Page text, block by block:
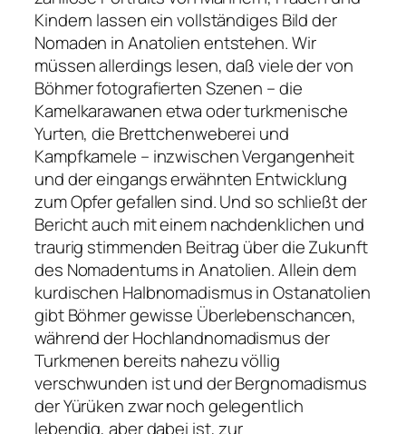
Kindern lassen ein vollständiges Bild der
Nomaden in Anatolien entstehen. Wir
müssen allerdings lesen, daß viele der von
Böhmer fotografierten Szenen – die
Kamelkarawanen etwa oder turkmenische
Yurten, die Brettchenweberei und
Kampfkamele – inzwischen Vergangenheit
und der eingangs erwähnten Entwicklung
zum Opfer gefallen sind. Und so schließt der
Bericht auch mit einem nachdenklichen und
traurig stimmenden Beitrag über die Zukunft
des Nomadentums in Anatolien. Allein dem
kurdischen Halbnomadismus in Ostanatolien
gibt Böhmer gewisse Überlebenschancen,
während der Hochlandnomadismus der
Turkmenen bereits nahezu völlig
verschwunden ist und der Bergnomadismus
der Yürüken zwar noch gelegentlich
lebendig, aber dabei ist, zur